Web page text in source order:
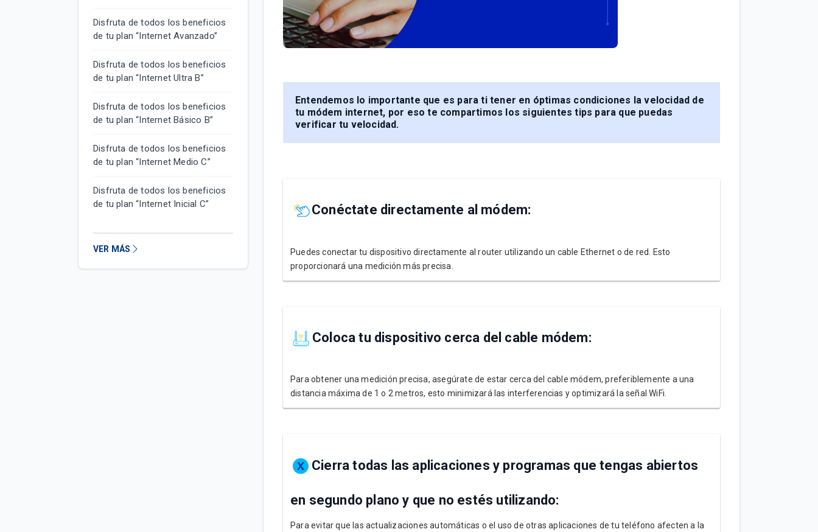
Disfruta de todos los beneficios
de tu plan “Internet Avanzado”
Disfruta de todos los beneficios
de tu plan “Internet Ultra B”
Disfruta de todos los beneficios
de tu plan “Internet Básico B”
Disfruta de todos los beneficios
de tu plan “Internet Medio C”
Disfruta de todos los beneficios
de tu plan “Internet Inicial C”
VER MÁS
Entendemos lo importante que es para ti tener en óptimas condiciones la velocidad de
tu módem internet, por eso te compartimos los siguientes tips para que puedas
verificar tu velocidad.
Conéctate directamente al módem:
Puedes conectar tu dispositivo directamente al router utilizando un cable Ethernet o de red. Esto
proporcionará una medición más precisa.
Coloca tu dispositivo cerca del cable módem:
Para obtener una medición precisa, asegúrate de estar cerca del cable módem, preferiblemente a una
distancia máxima de 1 o 2 metros, esto minimizará las interferencias y optimizará la señal WiFi.
Cierra todas las aplicaciones y programas que tengas abiertos
en segundo plano y que no estés utilizando:
Para evitar que las actualizaciones automáticas o el uso de otras aplicaciones de tu teléfono afecten a la